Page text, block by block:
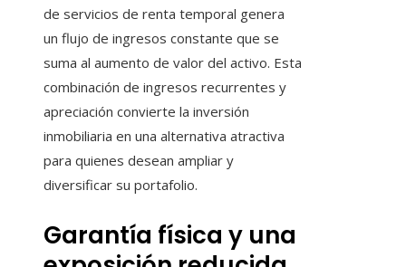
de servicios de renta temporal genera
un flujo de ingresos constante que se
suma al aumento de valor del activo. Esta
combinación de ingresos recurrentes y
apreciación convierte la inversión
inmobiliaria en una alternativa atractiva
para quienes desean ampliar y
diversificar su portafolio.
Garantía física y una